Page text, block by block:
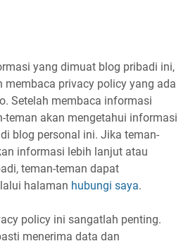
yang dimuat blog pribadi ini,
membaca privacy policy yang ada
Setelah membaca informasi
teman akan mengetahui informasi
blog personal ini. Jika teman-
informasi lebih lanjut atau
teman-teman dapat
halaman hubungi saya.
policy ini sangatlah penting.
menerima data dan